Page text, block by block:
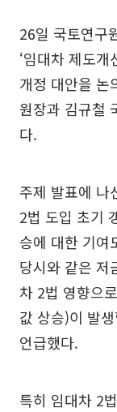
26일 국토연구
‘임대차 제도
개정 대안을 논
원장과 김규철
다.
주제 발표에 나
2법 도입 초기
승에 대한 기여
당시와 같은 저
차 2법 영향으
값 상승)이 발
언급했다.
특히 임대차 2